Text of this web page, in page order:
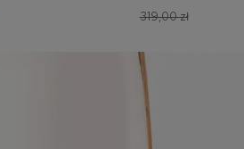
319,00 zł